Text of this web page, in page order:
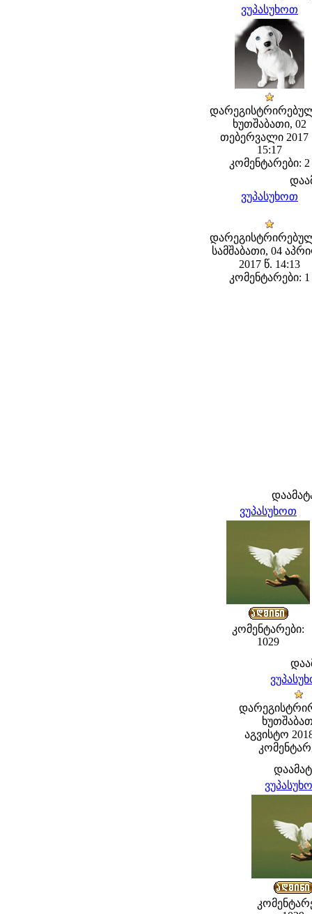
ვუპასუხოთ
ხუთშაბათი, 02
თებერვალი 2017
15:17
კომენტარები: 2
ვუპასუხოთ
სამშაბათი, 04
2017 წ. 14:13
კომენტარები: 1
ვუპასუხოთ
კომენტარები:
1029
აგვისტო